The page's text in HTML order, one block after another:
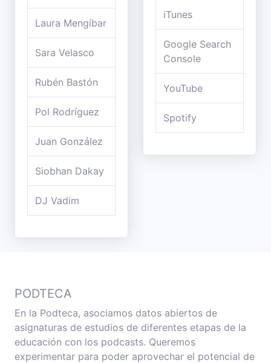
Laura Mengíbar
Sara Velasco
Rubén Bastón
Pol Rodríguez
Juan González
Siobhan Dakay
DJ Vadim
iTunes
Google Search
Console
YouTube
Spotify
PODTECA
En la Podteca, asociamos datos abiertos de
asignaturas de estudios de diferentes etapas de la
educación con los podcasts. Queremos
experimentar para poder aprovechar el potencial de